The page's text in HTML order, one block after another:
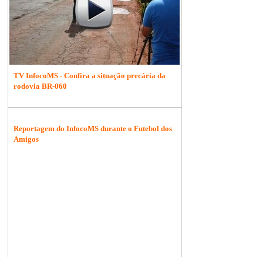
TV InfocoMS - Confira a situação precária da
rodovia BR-060
Reportagem do InfocoMS durante o Futebol dos
Amigos